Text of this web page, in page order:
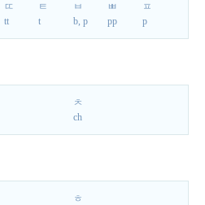
ㄸ
tt
ㅌ
t
ㅂ
b, p
ㅃ
pp
ㅍ
p
ㅊ
ch
ㅎ